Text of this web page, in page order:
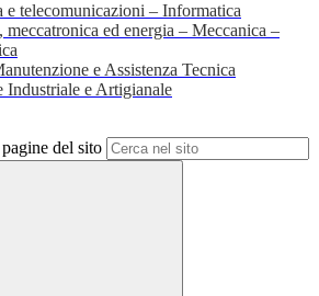
e telecomunicazioni – Informatica
meccatronica ed energia – Meccanica –
e Assistenza Tecnica
Industriale e Artigianale
del sito